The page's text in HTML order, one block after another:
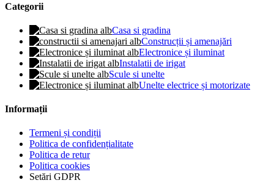
Categorii
Casa si gradina
Construcții și amenajări
Electronice și iluminat
Instalatii de irigat
Scule si unelte
Unelte electrice și motorizate
Informații
Termeni și condiții
Politica de confidențialitate
Politica de retur
Politica cookies
Setări GDPR